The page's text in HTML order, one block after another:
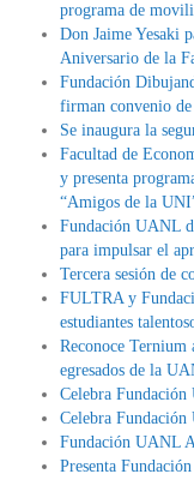
programa de
Don Jaime Yesaki
Aniversario de la
Fundación
firman convenio
Se inaugura la
Facultad de
y presenta
“Amigos de la
Fundación UANL
para impulsar el
Tercera sesión de
FULTRA y
estudiantes
Reconoce
egresados de la
Celebra
Celebra Fundación
Fundación UANL
Presenta